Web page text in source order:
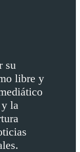
su
libre y
la